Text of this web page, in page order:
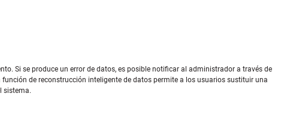
Si se produce un error de datos, es posible notificar al administrador a través de
de reconstrucción inteligente de datos permite a los usuarios sustituir una
sistema.